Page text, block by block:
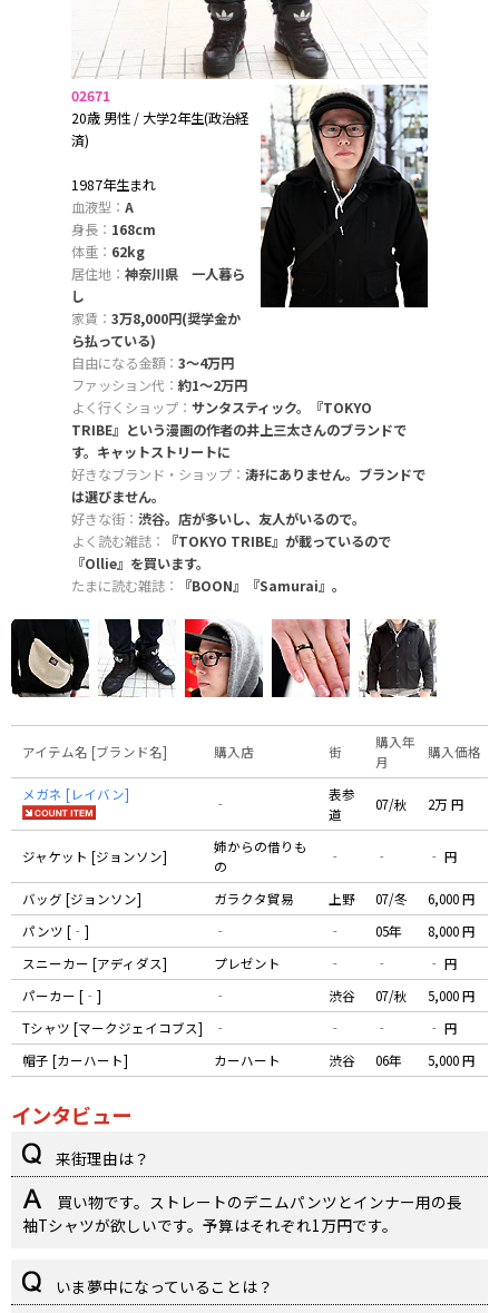
02671
20歳 男性 / 大学2年生(政治経
済)
1987年生まれ
血液型： A
身長： 168cm
体重： 62kg
居住地： 神奈川県 一人暮ら
し
家賃： 3万8,000円(奨学金か
ら払っている)
自由になる金額： 3〜4万円
ファッション代： 約1〜2万円
よく行くショップ： サンタスティック。『TOKYO
TRIBE』という漫画の作者の井上三太さんのブランドで
す。キャットストリートに
好きなブランド・ショップ： 涛ﾁにありません。ブランドで
は選びません。
好きな街： 渋谷。店が多いし、友人がいるので。
よく読む雑誌：
『TOKYO TRIBE』が載っているので
『Ollie』を買います。
たまに読む雑誌：
『BOON』『Samurai』。
アイテム名 [ブランド名] 購入店 街
購入年
月
購入価格
メガネ [レイバン]
‐
表参
道
07/秋 2万 円
ジャケット [ジョンソン]
姉からの借りも
の
‐ ‐ ‐ 円
バッグ [ジョンソン] ガラクタ貿易 上野 07/冬
6,000 円
パンツ [‐]
‐ ‐ 05年
8,000 円
スニーカー [アディダス]
プレゼント ‐ ‐
‐ 円
パーカー [‐]
‐ 渋谷 07/秋
5,000 円
Tシャツ [マークジェイコブス]
‐ ‐ ‐
‐ 円
帽子 [カーハート]
カーハート 渋谷 06年 5,000 円
インタビュー
来街理由は？
買い物です。ストレートのデニムパンツとインナー用の長
袖Tシャツが欲しいです。予算はそれぞれ1万円です。
いま夢中になっていることは？